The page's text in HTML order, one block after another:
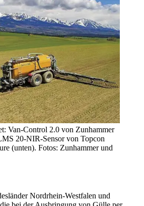
Van-Control 2.0 von Zunhammer
20-NIR-Sensor von Topcon
(unten). Fotos: Zunhammer und
Nordrhein-Westfalen und